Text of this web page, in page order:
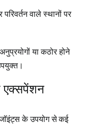
वाले स्थानों पर
या कठोर होने
एक्सपेंशन
जॉइंट्स के उपयोग से कई